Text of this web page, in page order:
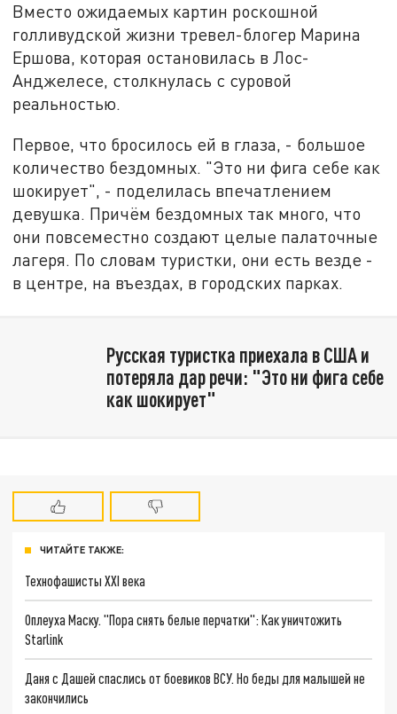
Вместо ожидаемых картин роскошной
голливудской жизни тревел-блогер Марина
Ершова, которая остановилась в Лос-
Анджелесе, столкнулась с суровой
реальностью.
Первое, что бросилось ей в глаза, - большое
количество бездомных. "Это ни фига себе как
шокирует", - поделилась впечатлением
девушка. Причём бездомных так много, что
они повсеместно создают целые палаточные
лагеря. По словам туристки, они есть везде -
в центре, на въездах, в городских парках.
Русская туристка приехала в США и
потеряла дар речи: "Это ни фига себе
как шокирует"
ЧИТАЙТЕ ТАКЖЕ:
Технофашисты XXI века
Оплеуха Маску. "Пора снять белые перчатки": Как уничтожить
Starlink
Даня с Дашей спаслись от боевиков ВСУ. Но беды для малышей не
закончились